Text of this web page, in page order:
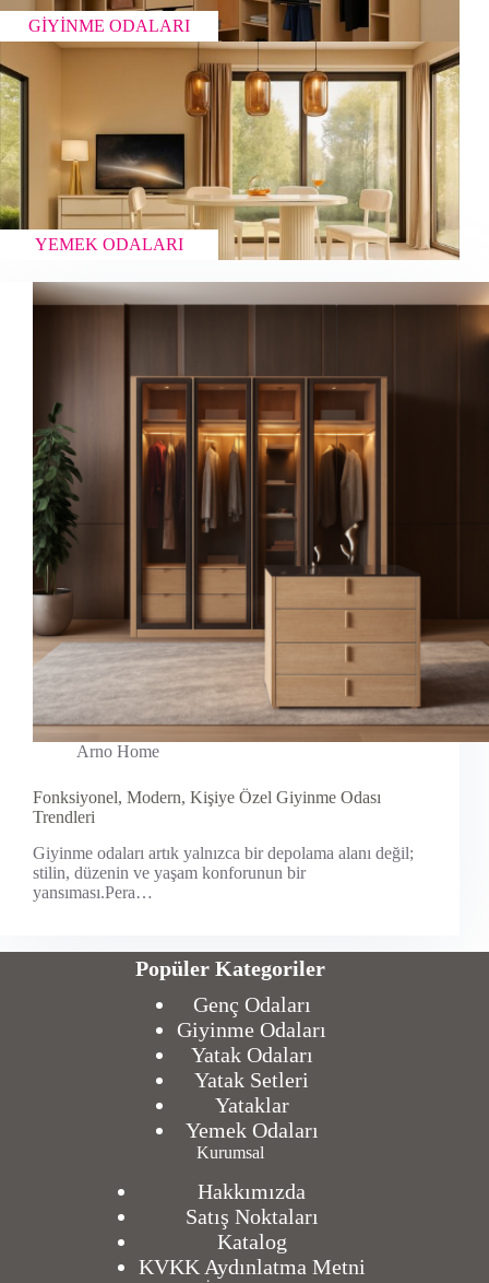
GİYİNME ODALARI
YEMEK ODALARI
Arno Home
Fonksiyonel, Modern, Kişiye Özel Giyinme Odası
Trendleri
Giyinme odaları artık yalnızca bir depolama alanı değil;
stilin, düzenin ve yaşam konforunun bir
yansıması.Pera…
Popüler Kategoriler
Genç Odaları
Giyinme Odaları
Yatak Odaları
Yatak Setleri
Yataklar
Yemek Odaları
Kurumsal
Hakkımızda
Satış Noktaları
Katalog
KVKK Aydınlatma Metni